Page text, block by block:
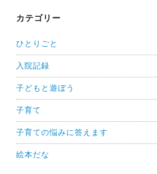
カテゴリー
ひとりごと
入院記録
子どもと遊ぼう
子育て
子育ての悩みに答えます
絵本だな